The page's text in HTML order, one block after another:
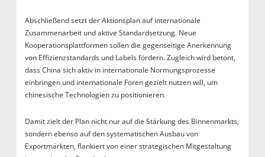
Abschließend setzt der Aktionsplan auf internationale
Zusammenarbeit und aktive Standardsetzung. Neue
Kooperationsplattformen sollen die gegenseitige Anerkennung
von Effizienzstandards und Labels fördern. Zugleich wird betont,
dass China sich aktiv in internationale Normungsprozesse
einbringen und internationale Foren gezielt nutzen will, um
chinesische Technologien zu positionieren.
Damit zielt der Plan nicht nur auf die Stärkung des Binnenmarkts,
sondern ebenso auf den systematischen Ausbau von
Exportmärkten, flankiert von einer strategischen Mitgestaltung